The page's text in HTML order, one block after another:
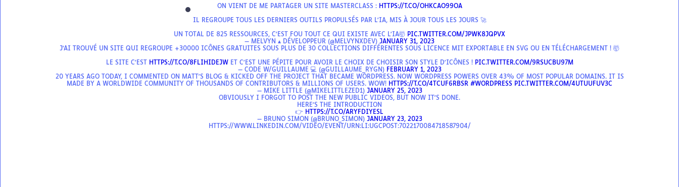
ON VIENT DE ME PARTAGER UN SITE MASTERCLASS : HTTPS://T.CO/OHKCAO99OA
IL REGROUPE TOUS LES DERNIERS OUTILS PROPULSÉS PAR L'IA, MIS À JOUR TOUS LES JOURS 🚀
UN TOTAL DE 825 RESSOURCES, C'EST FOU TOUT CE QUI EXISTE AVEC L'IA🤯 PIC.TWITTER.COM/JPWK8JQPVX
— MELVYN ▴ DÉVELOPPEUR (@MELVYNXDEV) JANUARY 31, 2023
J'AI TROUVÉ UN SITE QUI REGROUPE +30000 ICÔNES GRATUITES SOUS PLUS DE 30 COLLECTIONS DIFFÉRENTES SOUS LICENCE MIT EXPORTABLE EN SVG OU EN TÉLÉCHARGEMENT ! 🤯
LE SITE C'EST HTTPS://T.CO/8FLIHIDEJWET C'EST UNE PÉPITE POUR AVOIR LE CHOIX DE CHOISIR SON STYLE D'ICÔNES ! PIC.TWITTER.COM/9RSUCBU97M
— CODE W/GUILLAUME 💻 (@GUILLAUME_RYGN) FEBRUARY 1, 2023
20 YEARS AGO TODAY, I COMMENTED ON MATT'S BLOG & KICKED OFF THE PROJECT THAT BECAME WORDPRESS. NOW WORDPRESS POWERS OVER 43% OF MOST POPULAR DOMAINS. IT IS
MADE BY A WORLDWIDE COMMUNITY OF THOUSANDS OF CONTRIBUTORS & MILLIONS OF USERS. WOW! HTTPS://T.CO/4TCUF6RBSR #WORDPRESS PIC.TWITTER.COM/4UTUUFUV3C
— MIKE LITTLE (@MIKELITTLEZED1) JANUARY 25, 2023
OBVIOUSLY I FORGOT TO POST THE NEW PUBLIC VIDEOS, BUT NOW IT'S DONE.
HERE'S THE INTRODUCTION
👉 HTTPS://T.CO/ARYFDIYESL
— BRUNO SIMON (@BRUNO_SIMON) JANUARY 23, 2023
HTTPS://WWW.LINKEDIN.COM/VIDEO/EVENT/URN:LI:UGCPOST:7022170084718587904/